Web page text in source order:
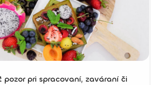
pri spracovaní, zaváraní či